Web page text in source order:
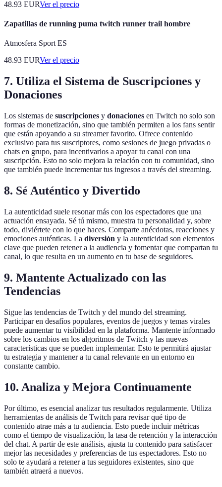
48.93 EURVer el precio
Zapatillas de running puma twitch runner trail hombre
Atmosfera Sport ES
48.93 EURVer el precio
7. Utiliza el Sistema de Suscripciones y
Donaciones
Los sistemas de suscripciones y donaciones en Twitch no solo son
formas de monetización, sino que también permiten a los fans sentir
que están apoyando a su streamer favorito. Ofrece contenido
exclusivo para tus suscriptores, como sesiones de juego privadas o
chats en grupo, para incentivarlos a apoyar tu canal con una
suscripción. Esto no solo mejora la relación con tu comunidad, sino
que también puede incrementar tus ingresos a través del streaming.
8. Sé Auténtico y Divertido
La autenticidad suele resonar más con los espectadores que una
actuación ensayada. Sé tú mismo, muestra tu personalidad y, sobre
todo, diviértete con lo que haces. Comparte anécdotas, reacciones y
emociones auténticas. La diversión y la autenticidad son elementos
clave que pueden retener a la audiencia y fomentar que compartan tu
canal, lo que resulta en un aumento en tu base de seguidores.
9. Mantente Actualizado con las
Tendencias
Sigue las tendencias de Twitch y del mundo del streaming.
Participar en desafíos populares, eventos de juegos y temas virales
puede aumentar tu visibilidad en la plataforma. Mantente informado
sobre los cambios en los algoritmos de Twitch y las nuevas
características que se pueden implementar. Esto te permitirá ajustar
tu estrategia y mantener a tu canal relevante en un entorno en
constante cambio.
10. Analiza y Mejora Continuamente
Por último, es esencial analizar tus resultados regularmente. Utiliza
herramientas de análisis de Twitch para revisar qué tipo de
contenido atrae más a tu audiencia. Esto puede incluir métricas
como el tiempo de visualización, la tasa de retención y la interacción
del chat. A partir de este análisis, ajusta tu contenido para satisfacer
mejor las necesidades y preferencias de tus espectadores. Esto no
solo te ayudará a retener a tus seguidores existentes, sino que
también atraerá a nuevos.